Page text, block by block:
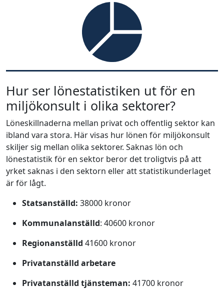
Hur ser lönestatistiken ut för en
miljökonsult i olika sektorer?
Löneskillnaderna mellan privat och offentlig sektor kan
ibland vara stora. Här visas hur lönen för miljökonsult
skiljer sig mellan olika sektorer. Saknas lön och
lönestatistik för en sektor beror det troligtvis på att
yrket saknas i den sektorn eller att statistikunderlaget
är för lågt.
Statsanställd: 38000 kronor
Kommunalanställd: 40600 kronor
Regionanställd 41600 kronor
Privatanställd arbetare
Privatanställd tjänsteman: 41700 kronor